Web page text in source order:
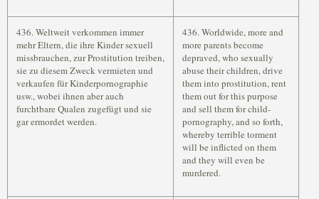
436. Weltweit verkommen immer
mehr Eltern, die ihre Kinder sexuell
missbrauchen, zur Prostitution treiben,
sie zu diesem Zweck vermieten und
verkaufen für Kinderpornographie
usw., wobei ihnen aber auch
furchtbare Qualen zugefügt und sie
gar ermordet werden.
436. Worldwide, more and
more parents become
depraved, who sexually
abuse their children, drive
them into prostitution, rent
them out for this purpose
and sell them for child-
pornography, and so forth,
whereby terrible torment
will be inflicted on them
and they will even be
murdered.